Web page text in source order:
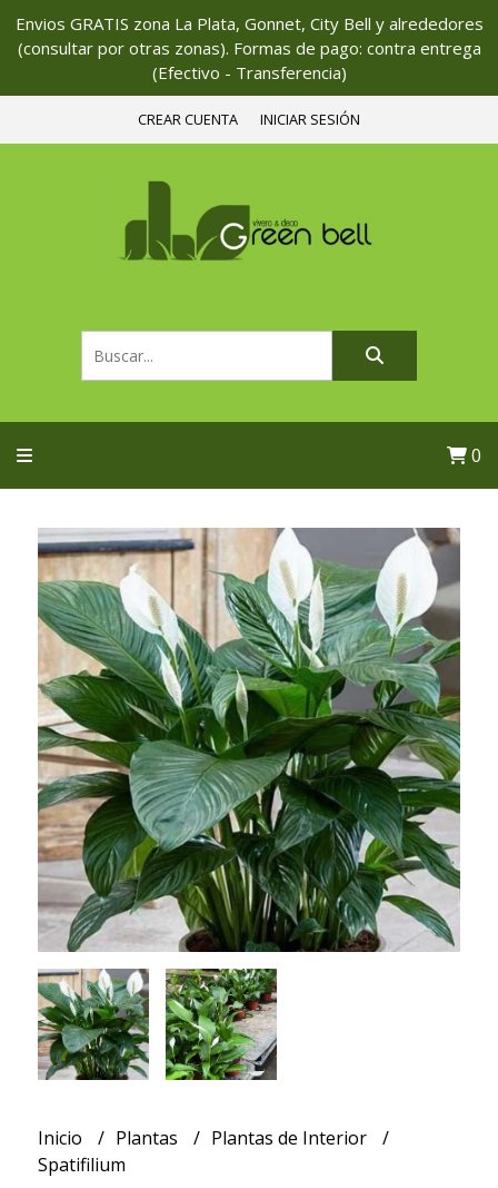
Envios GRATIS zona La Plata, Gonnet, City Bell y alrededores
(consultar por otras zonas). Formas de pago: contra entrega
(Efectivo - Transferencia)
CREAR CUENTA INICIAR SESIÓN
0
Inicio Plantas
Plantas de Interior
Spatifilium